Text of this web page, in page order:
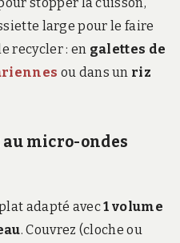
large pour le faire
recycler : en galettes de
ou dans un riz
micro-ondes
adapté avec1 volume
. Couvrez (cloche ou